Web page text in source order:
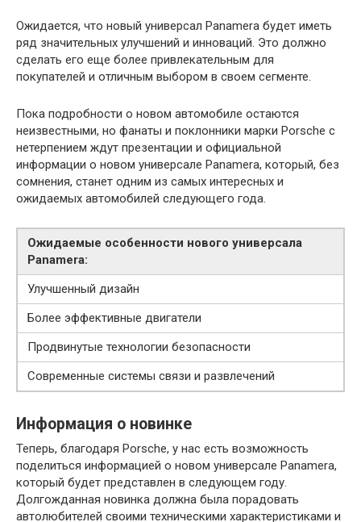
Ожидается, что новый универсал Panamera будет иметь
ряд значительных улучшений и инноваций. Это должно
сделать его еще более привлекательным для
покупателей и отличным выбором в своем сегменте.
Пока подробности о новом автомобиле остаются
неизвестными, но фанаты и поклонники марки Porsche с
нетерпением ждут презентации и официальной
информации о новом универсале Panamera, который, без
сомнения, станет одним из самых интересных и
ожидаемых автомобилей следующего года.
Ожидаемые особенности нового универсала
Panamera:
Улучшенный дизайн
Более эффективные двигатели
Продвинутые технологии безопасности
Современные системы связи и развлечений
Информация о новинке
Теперь, благодаря Porsche, у нас есть возможность
поделиться информацией о новом универсале Panamera,
который будет представлен в следующем году.
Долгожданная новинка должна была порадовать
автолюбителей своими техническими характеристиками и